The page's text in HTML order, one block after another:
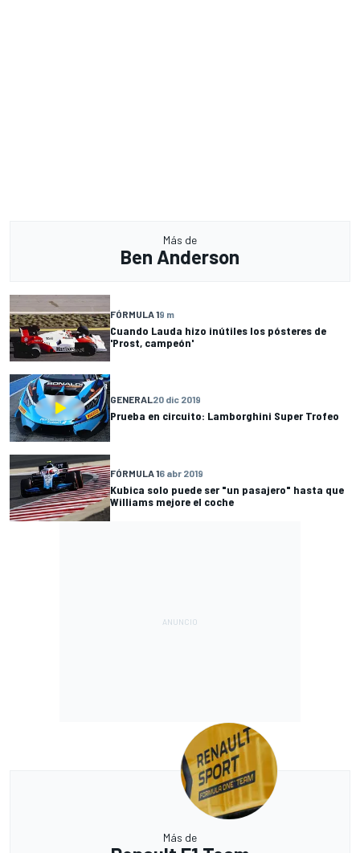
Más de
Ben Anderson
FÓRMULA 19 m
Cuando Lauda hizo inútiles los pósteres de
'Prost, campeón'
GENERAL20 dic 2019
Prueba en circuito: Lamborghini Super Trofeo
FÓRMULA 16 abr 2019
Kubica solo puede ser "un pasajero" hasta que
Williams mejore el coche
Más de